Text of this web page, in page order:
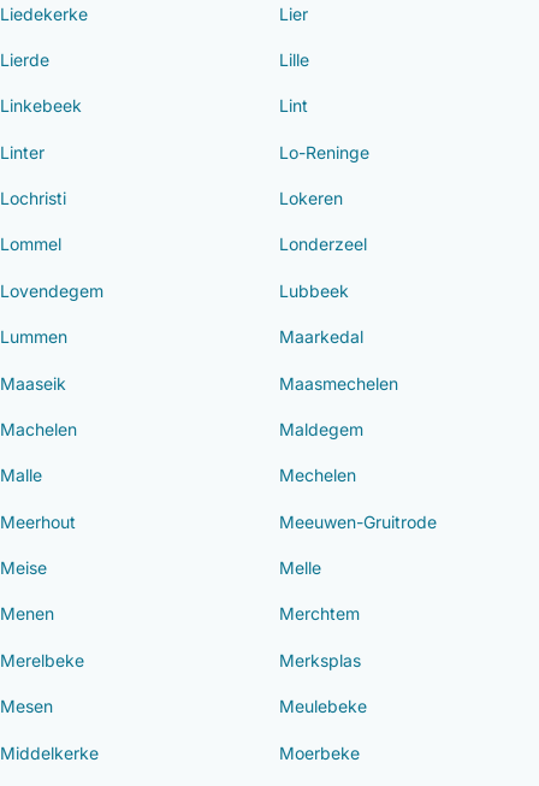
Liedekerke Lier
Lierde Lille
Linkebeek Lint
Linter Lo-Reninge
Lochristi Lokeren
Lommel Londerzeel
Lovendegem Lubbeek
Lummen Maarkedal
Maaseik Maasmechelen
Machelen Maldegem
Malle Mechelen
Meerhout Meeuwen-Gruitrode
Meise Melle
Menen Merchtem
Merelbeke Merksplas
Mesen Meulebeke
Middelkerke Moerbeke